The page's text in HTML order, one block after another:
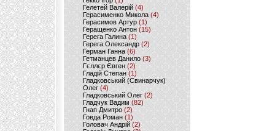
Гелетей Валерій (4)
Герасименко Микола (4)
Герасимов Артур (1)
Геращенко Антон(15)
Герега Галина (1)
Герега Олександр (2)
Герман Ганна (6)
Гетманцев Данило (3)
Гєллєр Євген (2)
Гладій Степан(1)
Гладковський (Свинарчук)
Олег (4)
Гладковський Олег (2)
Гладчук Вадим (82)
Гнап Дмитро (2)
Говда Роман(1)
Головач Андрій (2)